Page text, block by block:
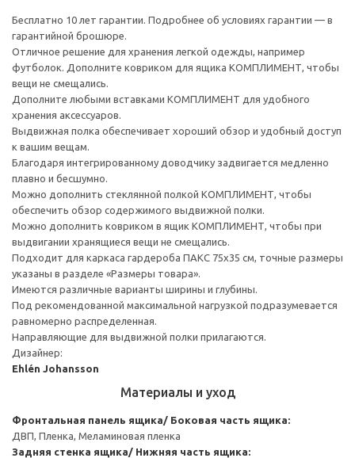
Бесплатно 10 лет гарантии. Подробнее об условиях гарантии — в
гарантийной брошюре.
Отличное решение для хранения легкой одежды, например
футболок. Дополните ковриком для ящика КОМПЛИМЕНТ, чтобы
вещи не смещались.
Дополните любыми вставками КОМПЛИМЕНТ для удобного
хранения аксессуаров.
Выдвижная полка обеспечивает хороший обзор и удобный доступ
к вашим вещам.
Благодаря интегрированному доводчику задвигается медленно
плавно и бесшумно.
Можно дополнить стеклянной полкой КОМПЛИМЕНТ, чтобы
обеспечить обзор содержимого выдвижной полки.
Можно дополнить ковриком в ящик КОМПЛИМЕНТ, чтобы при
выдвигании хранящиеся вещи не смещались.
Подходит для каркаса гардероба ПАКС 75x35 см, точные размеры
указаны в разделе «Размеры товара».
Имеются различные варианты ширины и глубины.
Под рекомендованной максимальной нагрузкой подразумевается
равномерно распределенная.
Направляющие для выдвижной полки прилагаются.
Дизайнер:
Ehlén Johansson
Материалы и уход
Фронтальная панель ящика/ Боковая часть ящика:
ДВП, Пленка, Меламиновая пленка
Задняя стенка ящика/ Нижняя часть ящика: